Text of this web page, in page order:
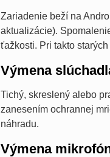
Zariadenie beží na
aktualizácie).
ťažkosti. Pri takto
Výmena
Tichý, skreslený alebo
zanesením ochrannej
náhradu.
Výmena